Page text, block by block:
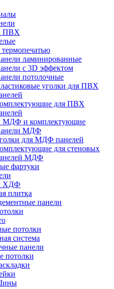
ПВХ
ламинированные
с 3D эффектом
потолочные
уголки для ПВХ
для ПВХ
МДФ и комплектующие
МДФ
для МДФ панелей
для стеновых
МДФ
фартуки
ХДФ
плитка
панели
потолки
система
панели
потолки